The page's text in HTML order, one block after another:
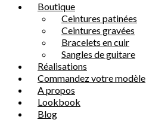
Boutique
Ceintures patinées
Ceintures gravées
Bracelets en cuir
Sangles de guitare
Réalisations
Commandez votre modèle
A propos
Lookbook
Blog